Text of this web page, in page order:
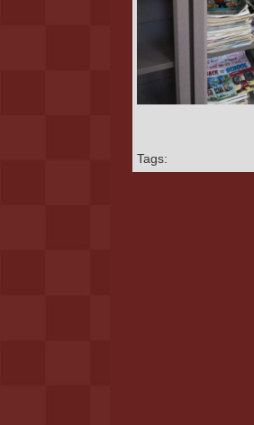
Tags: